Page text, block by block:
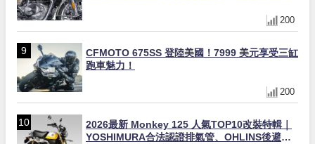
200
CFMOTO 675SS 登陸美國！7999 美元享受三缸
跑車魅力！
200
2026最新 Monkey 125 人氣TOP10改裝特輯｜
YOSHIMURA合法認證排氣管、OHLINS後避